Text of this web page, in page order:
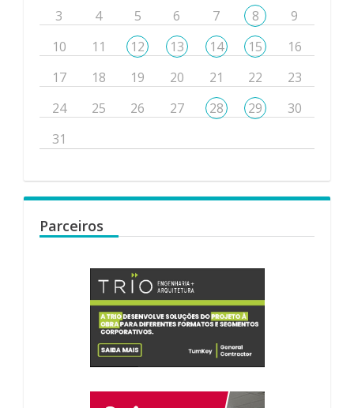
3 4 5 6 7 8
9
10
11 12 13 14 15
16
17
18 19 20 21 22
23
24
25 26 27 28 29
30
31
Parceiros